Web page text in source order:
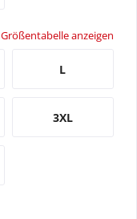
Größentabelle anzeigen
L
3XL